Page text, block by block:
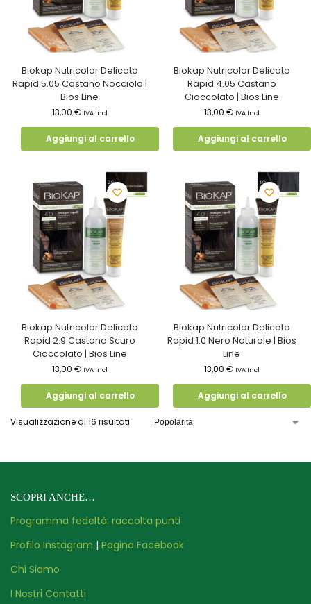
Biokap Nutricolor Delicato
Rapid 5.05 Castano Nocciola |
Bios Line
13,00 € IVA Incl
Aggiungi al carrello
Biokap Nutricolor Delicato
Rapid 4.05 Castano
Cioccolato | Bios Line
13,00 € IVA Incl
Aggiungi al carrello
Biokap Nutricolor Delicato
Rapid 2.9 Castano Scuro
Cioccolato | Bios Line
13,00 € IVA Incl
Aggiungi al carrello
Biokap Nutricolor Delicato
Rapid 1.0 Nero Naturale | Bios
Line
13,00 € IVA Incl
Aggiungi al carrello
Visualizzazione di 16 risultati
SCOPRI ANCHE…
Programma fedeltà: raccolta punti
Profilo Instagram | Pagina Facebook
Chi Siamo
I Nostri Contatti